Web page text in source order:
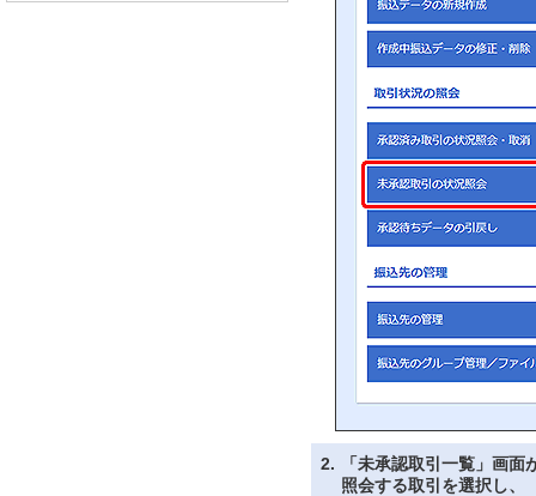
2.
「未承認取引一覧」画面
照会する取引を選択し、